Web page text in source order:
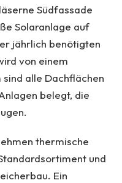
Südfassade
Solaranlage auf
jährlich benötigten
von einem
alle Dachflächen
belegt, die
thermische
und
Ein